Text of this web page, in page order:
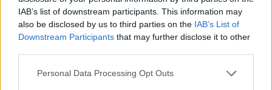
IAB’s list of downstream participants. This information may
also be disclosed by us to third parties on the IAB’s List of
Downstream Participants that may further disclose it to other
Personal Data Processing Opt Outs